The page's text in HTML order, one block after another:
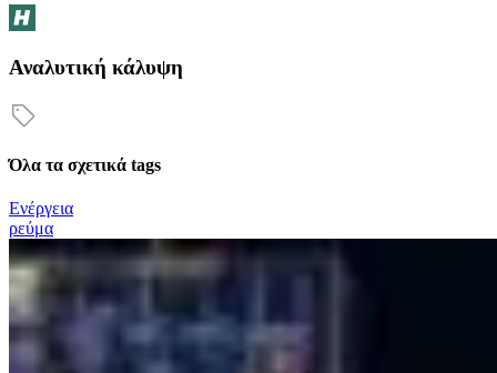
Αναλυτική κάλυψη
Όλα τα σχετικά tags
Ενέργεια
ρεύμα